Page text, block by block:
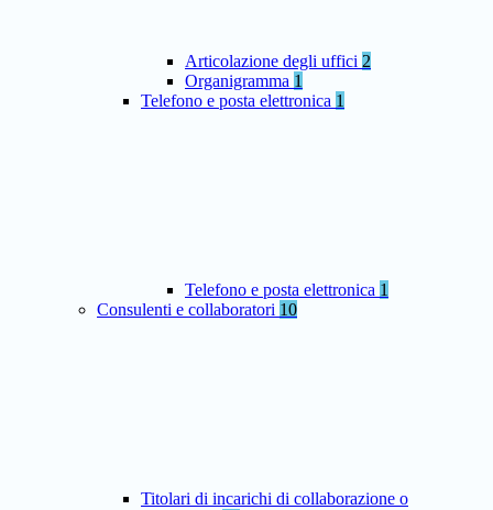
Articolazione degli uffici 2
Organigramma 1
Telefono e posta elettronica 1
Telefono e posta elettronica 1
Consulenti e collaboratori 10
Titolari di incarichi di collaborazione o